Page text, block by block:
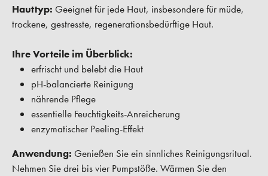
Hauttyp: Geeignet für jede Haut, insbesondere für müde,
trockene, gestresste, regenerationsbedürftige Haut.
Ihre Vorteile im Überblick:
erfrischt und belebt die Haut
pH-balancierte Reinigung
nährende Pflege
essentielle Feuchtigkeits-Anreicherung
enzymatischer Peeling-Effekt
Anwendung: Genießen Sie ein sinnliches Reinigungsritual.
Nehmen Sie drei bis vier Pumpstöße. Wärmen Sie den